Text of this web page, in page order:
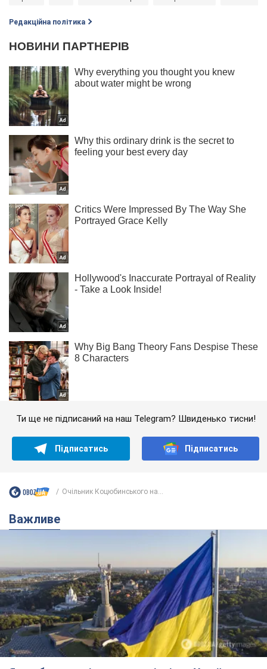
Редакційна політика
Ти ще не підписаний на наш Telegram? Швиденько тисни!
Підписатись Підписатись
Очільник Коцюбинського на...
Важливе